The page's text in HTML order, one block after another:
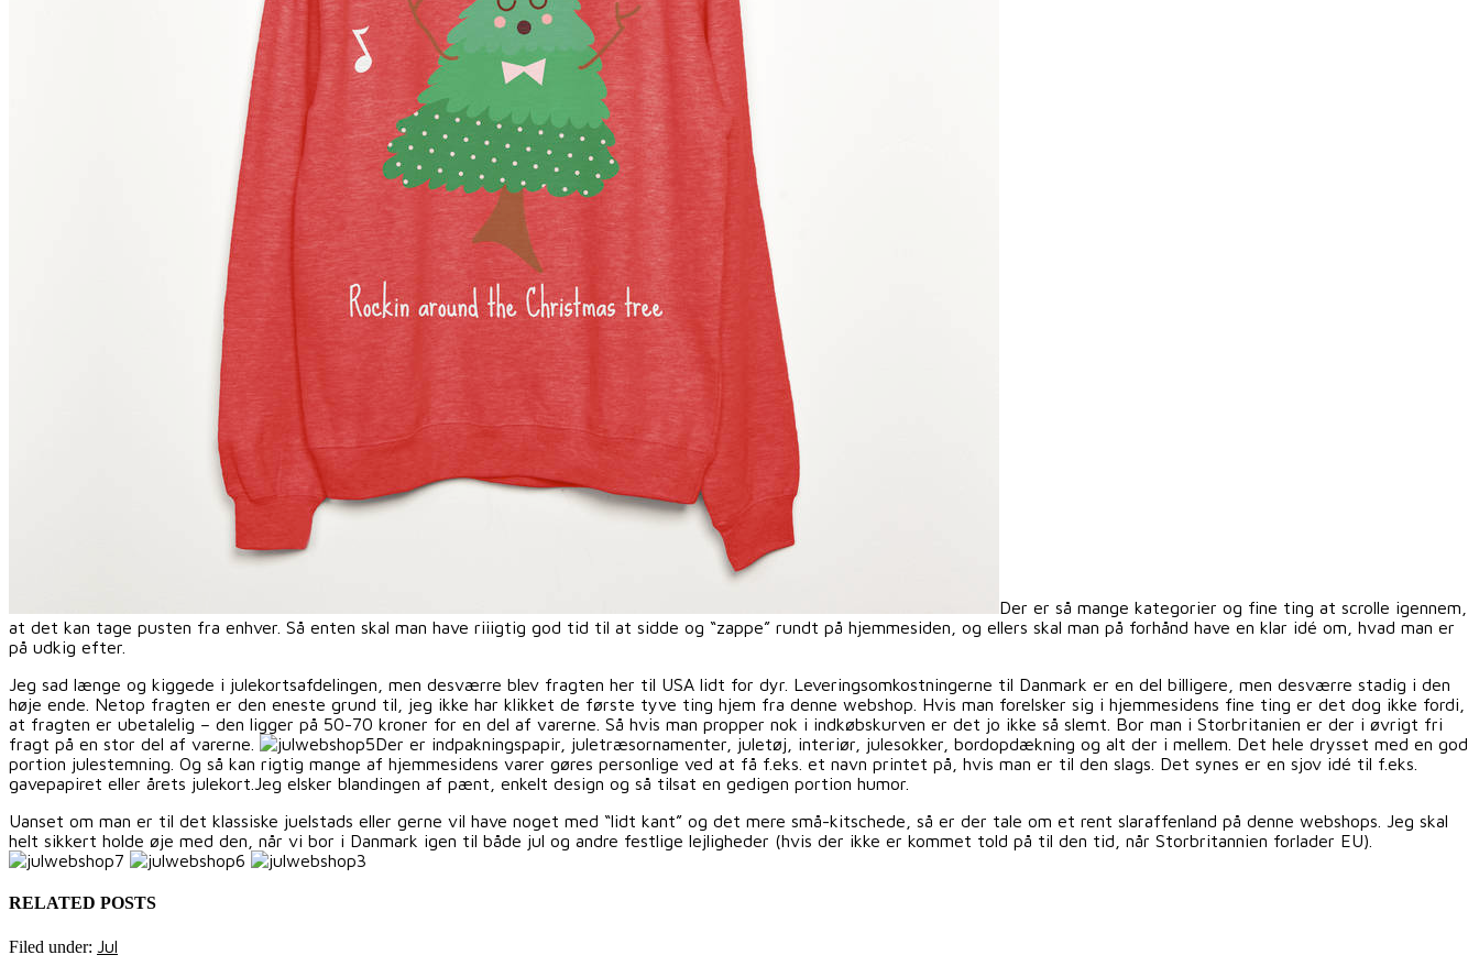
Der er så mange kategorier og fine ting at scrolle igennem,
at det kan tage pusten fra enhver. Så enten skal man have riiigtig god tid til at sidde og “zappe” rundt på hjemmesiden, og ellers skal man på forhånd have en klar idé om, hvad man er
på udkig efter.
Jeg sad længe og kiggede i julekortsafdelingen, men desværre blev fragten her til USA lidt for dyr. Leveringsomkostningerne til Danmark er en del billigere, men desværre stadig i den
høje ende. Netop fragten er den eneste grund til, jeg ikke har klikket de første tyve ting hjem fra denne webshop. Hvis man forelsker sig i hjemmesidens fine ting er det dog ikke fordi,
at fragten er ubetalelig – den ligger på 50-70 kroner for en del af varerne. Så hvis man propper nok i indkøbskurven er det jo ikke så slemt. Bor man i Storbritanien er der i øvrigt fri
fragt på en stor del af varerne.
Der er indpakningspapir, juletræsornamenter, juletøj, interiør, julesokker, bordopdækning og alt der i mellem. Det hele drysset med en god
portion julestemning. Og så kan rigtig mange af hjemmesidens varer gøres personlige ved at få f.eks. et navn printet på, hvis man er til den slags. Det synes er en sjov idé til f.eks.
gavepapiret eller årets julekort.Jeg elsker blandingen af pænt, enkelt design og så tilsat en gedigen portion humor.
Uanset om man er til det klassiske juelstads eller gerne vil have noget med “lidt kant” og det mere små-kitschede, så er der tale om et rent slaraffenland på denne webshops. Jeg skal
helt sikkert holde øje med den, når vi bor i Danmark igen til både jul og andre festlige lejligheder (hvis der ikke er kommet told på til den tid, når Storbritannien forlader EU).
RELATED POSTS
Filed under: Jul